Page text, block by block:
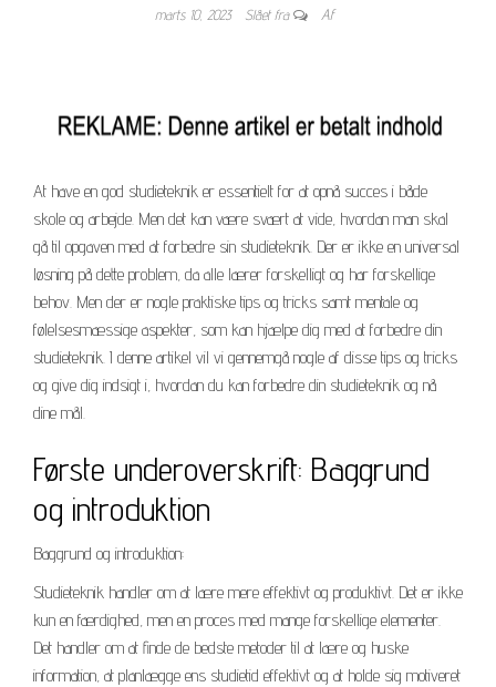
marts 10, 2023 Slået fra Af
At have en god studieteknik er essentielt for at opnå succes i både
skole og arbejde. Men det kan være svært at vide, hvordan man skal
gå til opgaven med at forbedre sin studieteknik. Der er ikke en universal
løsning på dette problem, da alle lærer forskelligt og har forskellige
behov. Men der er nogle praktiske tips og tricks samt mentale og
følelsesmæssige aspekter, som kan hjælpe dig med at forbedre din
studieteknik. I denne artikel vil vi gennemgå nogle af disse tips og tricks
og give dig indsigt i, hvordan du kan forbedre din studieteknik og nå
dine mål.
Første underoverskrift: Baggrund
og introduktion
Baggrund og introduktion:
Studieteknik handler om at lære mere effektivt og produktivt. Det er ikke
kun en færdighed, men en proces med mange forskellige elementer.
Det handler om at finde de bedste metoder til at lære og huske
information, at planlægge ens studietid effektivt og at holde sig motiveret